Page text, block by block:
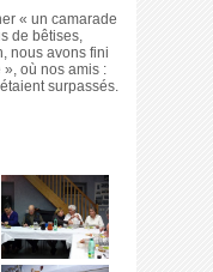
« un camarade
de bêtises,
nous avons fini
», où nos amis :
surpassés.